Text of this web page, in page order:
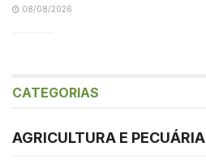
08/08/2026
CATEGORIAS
AGRICULTURA E PECUÁRIA